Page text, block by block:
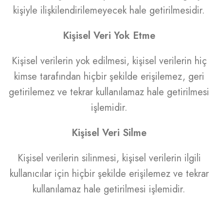
kişiyle ilişkilendirilemeyecek hale getirilmesidir.
Kişisel Veri Yok Etme
Kişisel verilerin yok edilmesi, kişisel verilerin hiç
kimse tarafından hiçbir şekilde erişilemez, geri
getirilemez ve tekrar kullanılamaz hale getirilmesi
işlemidir.
Kişisel Veri Silme
Kişisel verilerin silinmesi, kişisel verilerin ilgili
kullanıcılar için hiçbir şekilde erişilemez ve tekrar
kullanılamaz hale getirilmesi işlemidir.